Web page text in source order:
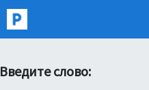
Введите слово: